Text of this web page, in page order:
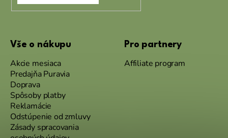
Vše o nákupu
Akcie mesiaca
Predajňa Puravia
Doprava
Spôsoby platby
Reklamácie
Odstúpenie od zmluvy
Zásady spracovania
Pro partnery
Affiliate program